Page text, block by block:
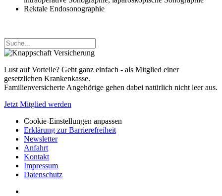
Rektale Endosonographie
Lust auf Vorteile? Geht ganz einfach - als Mitglied einer
gesetzlichen Krankenkasse.
Familienversicherte Angehörige gehen dabei natürlich nicht leer aus.
Jetzt Mitglied werden
Cookie-Einstellungen anpassen
Erklärung zur Barrierefreiheit
Newsletter
Anfahrt
Kontakt
Impressum
Datenschutz